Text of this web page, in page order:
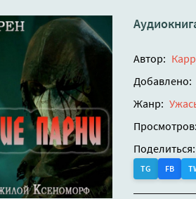
Автор:
Добавлено:
Жанр:
Просмотров:
Поделиться:
TG FB